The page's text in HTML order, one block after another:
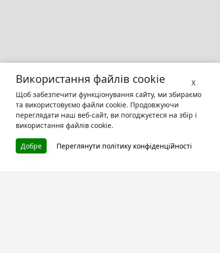
X
Використання файлів cookie
Щоб забезпечити функціонування сайту, ми збираємо
та використовуємо файли cookie. Продовжуючи
переглядати наш веб-сайт, ви погоджуєтеся на збір і
використання файлів cookie.
Добре Переглянути політику конфіденційності
БУКУРУК
Літературна платформа і бібліотека книг, які можна